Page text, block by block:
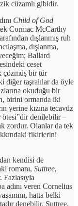
cüzamlı gibidir.
Child of God
Cormac McCarthy
dışlanmış ruh
dışlanma,
Ballard
ceset
çözmüş bir tür
diğer taşralılar da öyle
okuduğu bir
birini ormanda iki
yerine kızına tecavüz
ötesi”dir denilebilir –
zordur. Olanlar da tek
fikirlerini
kendisi de
romanı, Suttree,
Fazlasıyla
adını veren Cornelius
hatta belki
denebilir. Suttree,